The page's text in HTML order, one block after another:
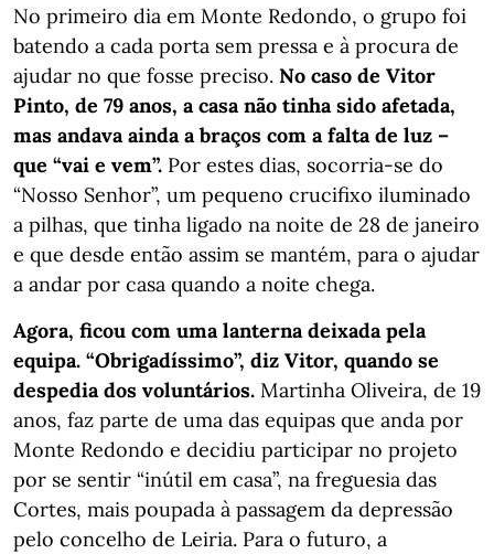
No primeiro dia em Monte Redondo, o grupo foi
batendo a cada porta sem pressa e à procura de
ajudar no que fosse preciso. No caso de Vitor
Pinto, de 79 anos, a casa não tinha sido afetada,
mas andava ainda a braços com a falta de luz –
que “vai e vem”. Por estes dias, socorria-se do
“Nosso Senhor”, um pequeno crucifixo iluminado
a pilhas, que tinha ligado na noite de 28 de janeiro
e que desde então assim se mantém, para o ajudar
a andar por casa quando a noite chega.
Agora, ficou com uma lanterna deixada pela
equipa. “Obrigadíssimo”, diz Vitor, quando se
despedia dos voluntários. Martinha Oliveira, de 19
anos, faz parte de uma das equipas que anda por
Monte Redondo e decidiu participar no projeto
por se sentir “inútil em casa”, na freguesia das
Cortes, mais poupada à passagem da depressão
pelo concelho de Leiria. Para o futuro, a